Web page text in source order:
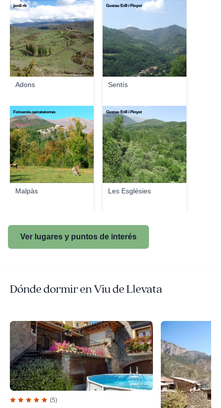
Adons
jordi rb
Sentís
Gustau Erill i Pinyot
Malpàs
Fotoarxiu.sarratetorres
Les Esglésies
Gustau Erill i Pinyot
Ver lugares y puntos de interés
Dónde dormir en Viu de Llevata
(5)